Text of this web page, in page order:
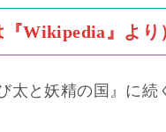
Wikipedia』より
太と妖精の国』に